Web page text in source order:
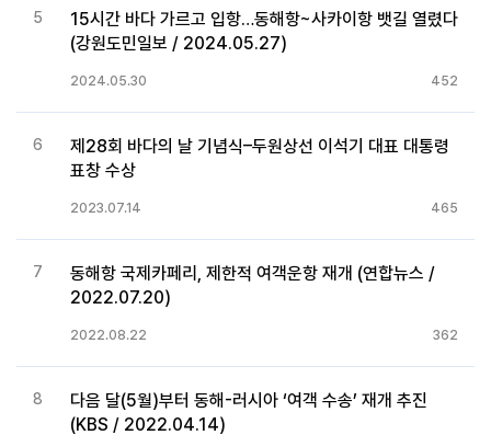
5
15시간 바다 가르고 입항…동해항~사카이항 뱃길 열렸다
(강원도민일보 / 2024.05.27)
2024.05.30 452
6
제28회 바다의 날 기념식–두원상선 이석기 대표 대통령
표창 수상
2023.07.14 465
7
동해항 국제카페리, 제한적 여객운항 재개 (연합뉴스 /
2022.07.20)
2022.08.22 362
8
다음 달(5월)부터 동해-러시아 ‘여객 수송’ 재개 추진
(KBS / 2022.04.14)